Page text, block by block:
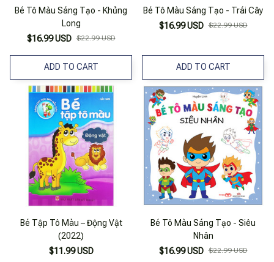
Bé Tô Màu Sáng Tạo - Khủng
Long
$16.99 USD $22.99 USD
ADD TO CART
Bé Tô Màu Sáng Tạo - Trái Cây
$16.99 USD $22.99 USD
ADD TO CART
Bé Tập Tô Màu – Động Vật
(2022)
$11.99 USD
Bé Tô Màu Sáng Tạo - Siêu
Nhân
$16.99 USD $22.99 USD